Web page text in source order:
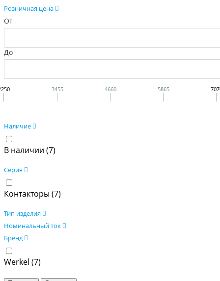
Розничная цена
От
До
3455 4660 5865
Наличие
В наличии (7)
Серия
Контакторы (7)
Тип изделия
Номинальный ток
Бренд
Werkel (7)